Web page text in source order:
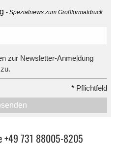
Spezialnews zum Großformatdruck
zur Newsletter-Anmeldung
* Pflichtfeld
+49 731 88005-8205